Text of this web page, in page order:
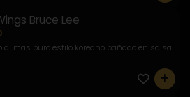
Bruce Lee
al mas puro estilo koreano bañado en salsa
0